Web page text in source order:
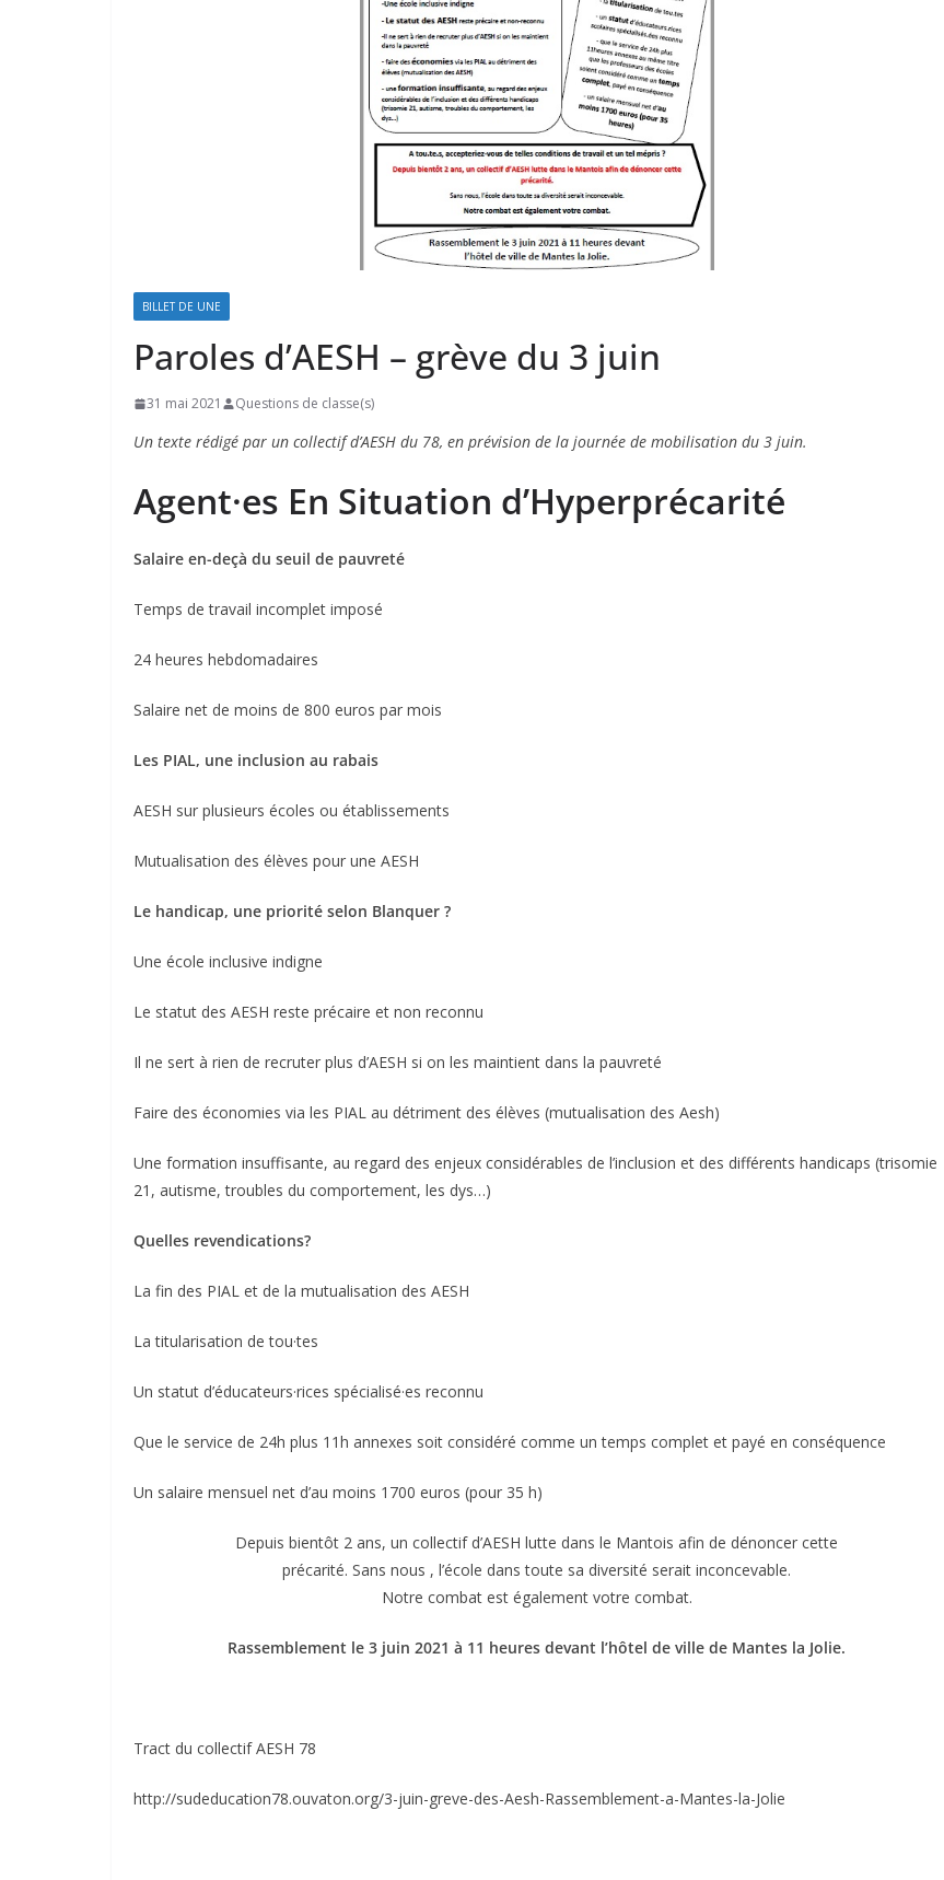
BILLET DE UNE
Paroles d’AESH – grève du 3 juin
31 mai 2021 Questions de classe(s)
Un texte rédigé par un collectif d’AESH du 78, en prévision de la journée de mobilisation du 3 juin.
Agent·es En Situation d’Hyperprécarité
Salaire en-deçà du seuil de pauvreté
Temps de travail incomplet imposé
24 heures hebdomadaires
Salaire net de moins de 800 euros par mois
Les PIAL, une inclusion au rabais
AESH sur plusieurs écoles ou établissements
Mutualisation des élèves pour une AESH
Le handicap, une priorité selon Blanquer ?
Une école inclusive indigne
Le statut des AESH reste précaire et non reconnu
Il ne sert à rien de recruter plus d’AESH si on les maintient dans la pauvreté
Faire des économies via les PIAL au détriment des élèves (mutualisation des Aesh)
Une formation insuffisante, au regard des enjeux considérables de l’inclusion et des différents handicaps (trisomie
21, autisme, troubles du comportement, les dys…)
Quelles revendications?
La fin des PIAL et de la mutualisation des AESH
La titularisation de tou·tes
Un statut d’éducateurs·rices spécialisé·es reconnu
Que le service de 24h plus 11h annexes soit considéré comme un temps complet et payé en conséquence
Un salaire mensuel net d’au moins 1700 euros (pour 35 h)
Depuis bientôt 2 ans, un collectif d’AESH lutte dans le Mantois afin de dénoncer cette
précarité. Sans nous , l’école dans toute sa diversité serait inconcevable.
Notre combat est également votre combat.
Rassemblement le 3 juin 2021 à 11 heures devant l’hôtel de ville de Mantes la Jolie.
Tract du collectif AESH 78
http://sudeducation78.ouvaton.org/3-juin-greve-des-Aesh-Rassemblement-a-Mantes-la-Jolie